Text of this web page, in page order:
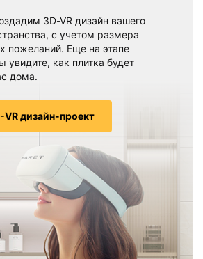
3D-VR дизайн вашего
с учетом размера
пожеланий. Еще на этапе
увидите, как плитка будет
дома.
VR дизайн-проект